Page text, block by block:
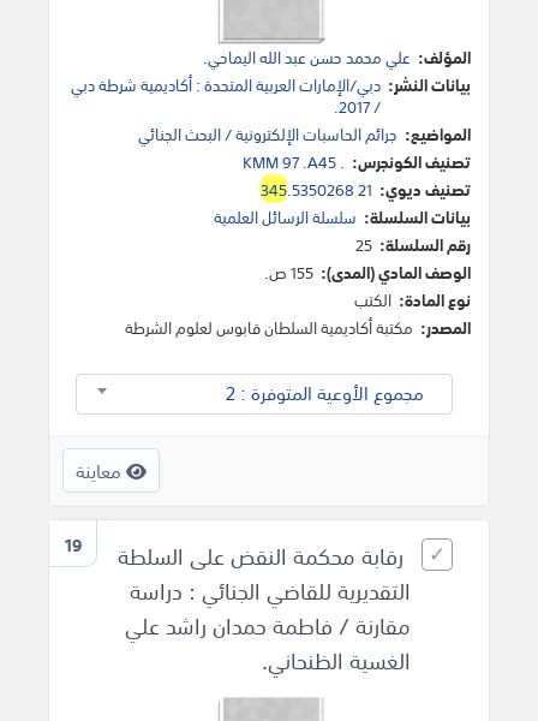
المؤلف: علي محمد حسن عبد الله اليماحي.
بيانات النشر: دبي/الإمارات العربية المتحدة : أكاديمية شرطة دبي
/ 2017.
المواضيع: جرائم الحاسبات الإلكترونية / البحث الجنائي
تصنيف الكونجرس: KMM 97 .A45 .
تصنيف ديوي:
345.5350268 21
بيانات السلسلة: سلسلة الرسائل العلمية
رقم السلسلة: 25
الوصف المادي (المدى): 155 ص.
نوع المادة: الكتب
المصدر: مكتبة أكاديمية السلطان قابوس لعلوم الشرطة
مجموع الأوعية المتوفرة : 2
معاينة
19
رقابة محكمة النقض على السلطة
التقديرية للقاضي الجنائي : دراسة
مقارنة / فاطمة حمدان راشد علي
الغسية الظنحاني.